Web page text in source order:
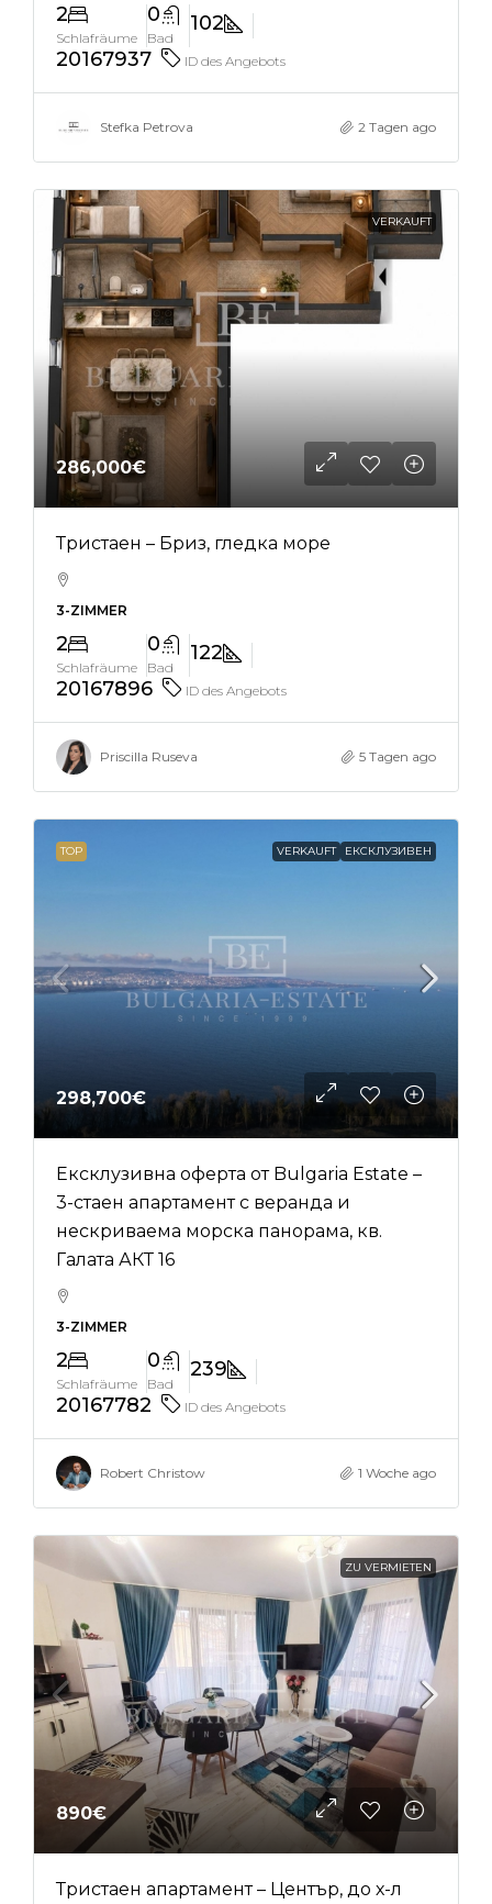
2
Schlafräume
0
Bad
102
20167937
ID des Angebots
Stefka Petrova 2 Tagen ago
VERKAUFT
286,000€
Тристаен – Бриз, гледка море
3-ZIMMER
2
Schlafräume
0
Bad
122
20167896
ID des Angebots
Priscilla Ruseva 5 Tagen ago
TOP VERKAUFT ЕКСКЛУЗИВЕН
298,700€
Ексклузивна оферта от Bulgaria Estate –
3-стаен апартамент с веранда и
нескриваема морска панорама, кв.
Галата АКТ 16
3-ZIMMER
2
Schlafräume
0
Bad
239
20167782
ID des Angebots
Robert Christow 1 Woche ago
ZU VERMIETEN
890€
Тристаен апартамент – Център, до х-л